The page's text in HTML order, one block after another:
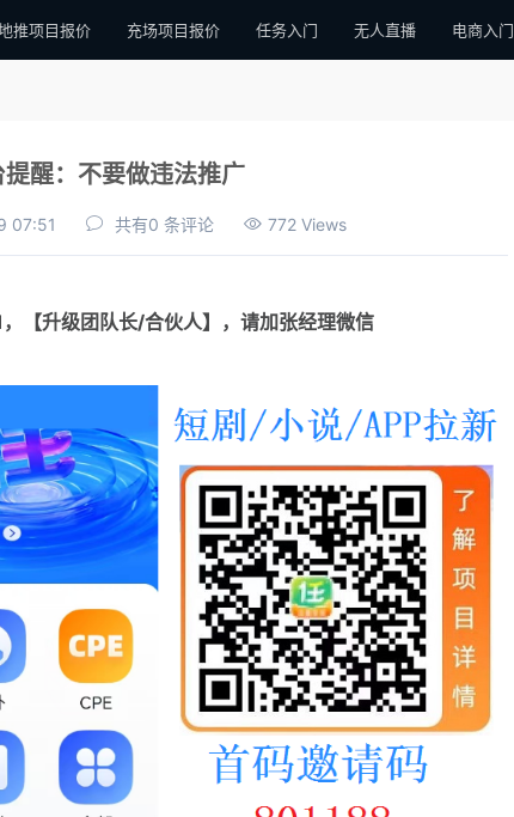
推项目报价 充场项目报价 任务入门 无人直播 电商入门
醒：不要做违法推广
07:51 共有0 条评论 772 Views
【升级团队长/合伙人】，请加张经理微信